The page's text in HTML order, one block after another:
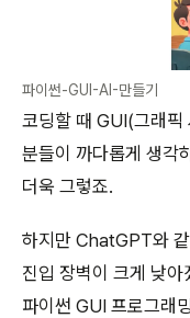
파이썬-GUI-AI-만들기
코딩할 때 GUI(그래픽
분들이 까다롭게 생각
더욱 그렇죠.
하지만 ChatGPT와
진입 장벽이 크게 낮
파이썬 GUI 프로그래